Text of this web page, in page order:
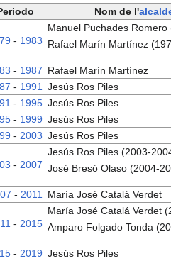
Nom de l'
- 1983
Manuel Puchades Romero
Rafael Marín Martínez
- 1987 Rafael Marín Martínez
- 1991 Jesús Ros Piles
- 1995 Jesús Ros Piles
- 1999 Jesús Ros Piles
- 2003 Jesús Ros Piles
- 2007
Jesús Ros Piles (2003-
José Bresó Olaso (2004-
- 2011 María José Catalá Verdet
- 2015
María José Catalá Verdet
Amparo Folgado Tonda
- 2019 Jesús Ros Piles